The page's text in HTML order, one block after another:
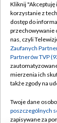
Emisja w
Centrum
Naziemna
Rada
Kliknij "Akceptuję
korzystanie z
dostęp do
przechowywanie
nas, czyli
Zaufanych
Partnerów TVP
mierzenia ich
także zgody na
Twoje dane
poszczególnych
zapisywane za